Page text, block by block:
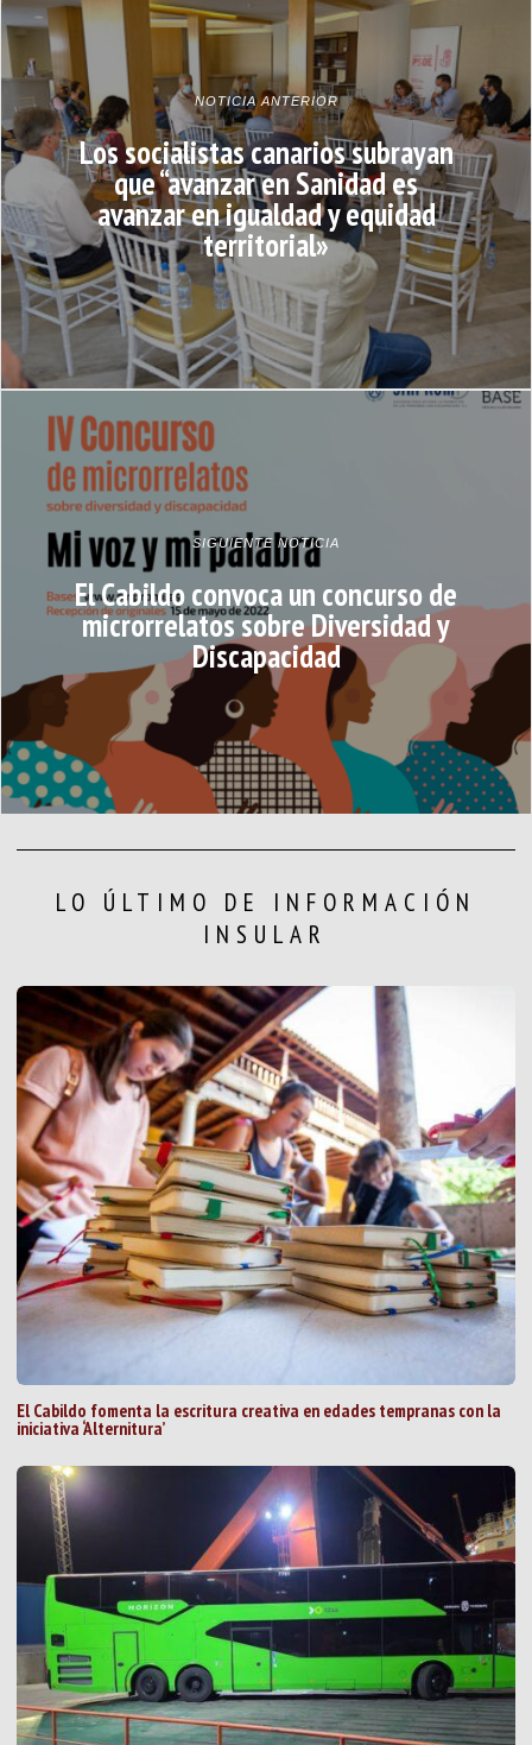
NOTICIA ANTERIOR
Los socialistas canarios subrayan
que “avanzar en Sanidad es
avanzar en igualdad y equidad
territorial»
SIGUIENTE NOTICIA
El Cabildo convoca un concurso de
microrrelatos sobre Diversidad y
Discapacidad
LO ÚLTIMO DE INFORMACIÓN
INSULAR
El Cabildo fomenta la escritura creativa en edades tempranas con la
iniciativa ‘Alternitura’